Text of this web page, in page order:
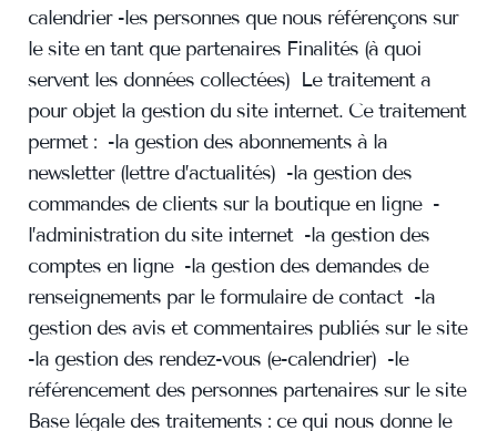
calendrier -les personnes que nous référençons sur
le site en tant que partenaires Finalités (à quoi
servent les données collectées) Le traitement a
pour objet la gestion du site internet. Ce traitement
permet : -la gestion des abonnements à la
newsletter (lettre d’actualités) -la gestion des
commandes de clients sur la boutique en ligne -
l’administration du site internet -la gestion des
comptes en ligne -la gestion des demandes de
renseignements par le formulaire de contact -la
gestion des avis et commentaires publiés sur le site
-la gestion des rendez-vous (e-calendrier) -le
référencement des personnes partenaires sur le site
Base légale des traitements : ce qui nous donne le